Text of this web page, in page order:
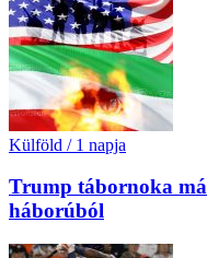
Külföld / 1 napja
Trump tábornoka
háborúból